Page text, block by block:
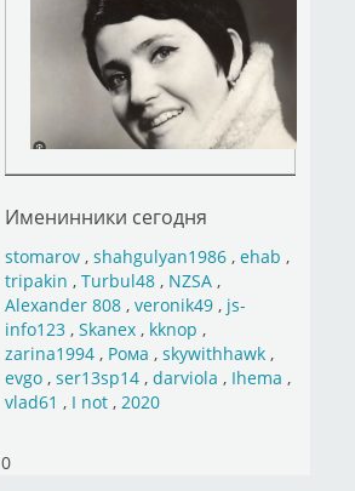
Именинники сегодня
stomarov, shahgulyan1986, ehab ,
tripakin , Turbul48, NZSA,
Alexander 808, veronik49, js-
info123, Skanex, kknop ,
zarina1994, Рома , skywithhawk,
evgo, ser13sp14, darviola , Ihema ,
vlad61 , I not, 2020
0